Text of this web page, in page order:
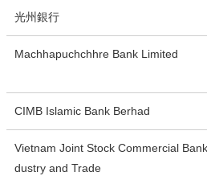
光州銀行
Machhapuchchhre Bank Limited
CIMB Islamic Bank Berhad
Vietnam Joint Stock Commercial
dustry and Trade